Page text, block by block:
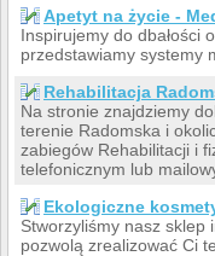
Apetyt na życie -
Inspirujemy do dbałości
przedstawiamy systemy
Rehabilitacja
Na stronie znajdziemy
terenie Radomska i
zabiegów Rehabilitacji i
telefonicznym lub
Ekologiczne
Stworzyliśmy nasz sklep
pozwolą zrealizować Ci